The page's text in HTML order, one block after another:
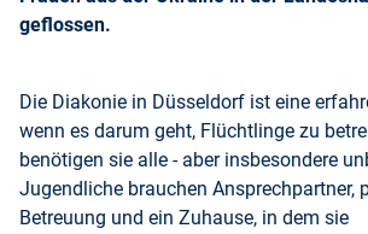
geflossen.
Die Diakonie in Düsseldorf ist eine
wenn es darum geht, Flüchtlinge zu
benötigen sie alle - aber insbesondere
Jugendliche brauchen Ansprechpartner,
Betreuung und ein Zuhause, in dem sie